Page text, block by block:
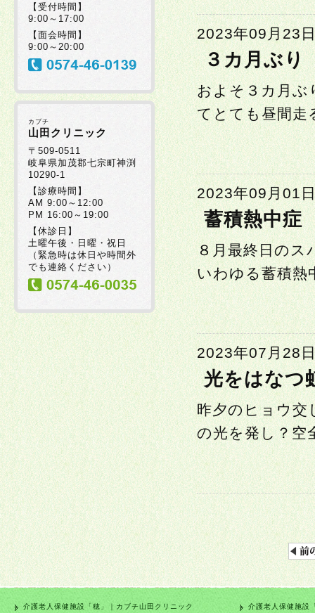
2023年09月23
３カ月ぶり
およそ３カ月ぶ
てとても昼間走
2023年09月01
蓄積熱中症
８月最終日のス
いわゆる蓄積熱
2023年07月28
光をはなつ
昨夕のヒョウ交
の光を発し？空
【受付時間】
9:00～17:00
【面会時間】
9:00～20:00
カブチ
山田クリニック
〒509-0511
岐阜県加茂郡七宗町神渕
10290-1
【診療時間】
AM 9:00～12:00
PM 16:00～19:00
【休診日】
土曜午後・日曜・祝日
（緊急時は休日や時間外
でも連絡ください）
介護老人保健施設「穂」｜カブチ山田クリニック 介護老人保健施設